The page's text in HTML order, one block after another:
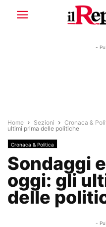
-
Home Sezioni Cronaca &
ultimi prima delle politiche
Cronaca & Politica
Sondaggi
oggi: gli
delle
-